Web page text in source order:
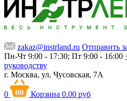
zakaz@instrland.ru Отправить
Пн-Чт 9:00 - 17:30; Пт 9:00 - 16:00
руководству
г. Москва, ул. Чусовская, 7А
0 Корзина 0.00 руб